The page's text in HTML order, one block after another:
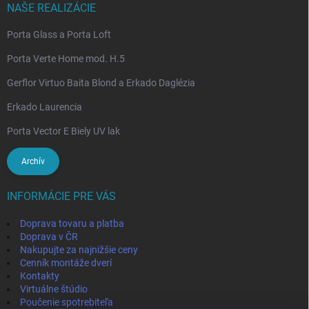
NAŠE REALIZÁCIE
Porta Glass a Porta Loft
Porta Verte Home mod. H.5
Gerflor Virtuo Baita Blond a Erkado Daglézia
Erkado Laurencia
Porta Vector E Biely UV lak
Archív
INFORMÁCIE PRE VÁS
Doprava tovaru a platba
Doprava v ČR
Nakupujte za najnižšie ceny
Cenník montáže dverí
Kontakty
Virtuálne štúdio
Poučenie spotrebiteľa